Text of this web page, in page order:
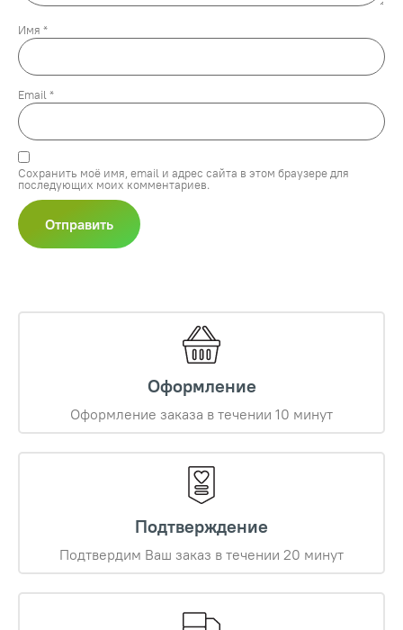
Имя *
Email *
Сохранить моё имя, email и адрес сайта в этом браузере для
последующих моих комментариев.
Оформление
Оформление заказа в течении 10 минут
Подтверждение
Подтвердим Ваш заказ в течении 20 минут